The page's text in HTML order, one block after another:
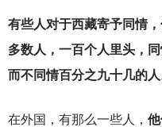
有些人对于西藏寄予同情
多数人，一百个人里头，
而不同情百分之九十几的人
在外国，有那么一些人，